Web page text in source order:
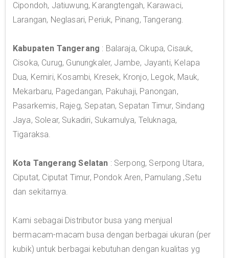
Cipondoh, Jatiuwung, Karangtengah, Karawaci,
Larangan, Neglasari, Periuk, Pinang, Tangerang.
Kabupaten Tangerang : Balaraja, Cikupa, Cisauk,
Cisoka, Curug, Gunungkaler, Jambe, Jayanti, Kelapa
Dua, Kemiri, Kosambi, Kresek, Kronjo, Legok, Mauk,
Mekarbaru, Pagedangan, Pakuhaji, Panongan,
Pasarkemis, Rajeg, Sepatan, Sepatan Timur, Sindang
Jaya, Solear, Sukadiri, Sukamulya, Teluknaga,
Tigaraksa.
Kota Tangerang Selatan : Serpong, Serpong Utara,
Ciputat, Ciputat Timur, Pondok Aren, Pamulang ,Setu
dan sekitarnya.
Kami sebagai Distributor busa yang menjual
bermacam-macam busa dengan berbagai ukuran (per
kubik) untuk berbagai kebutuhan dengan kualitas yg